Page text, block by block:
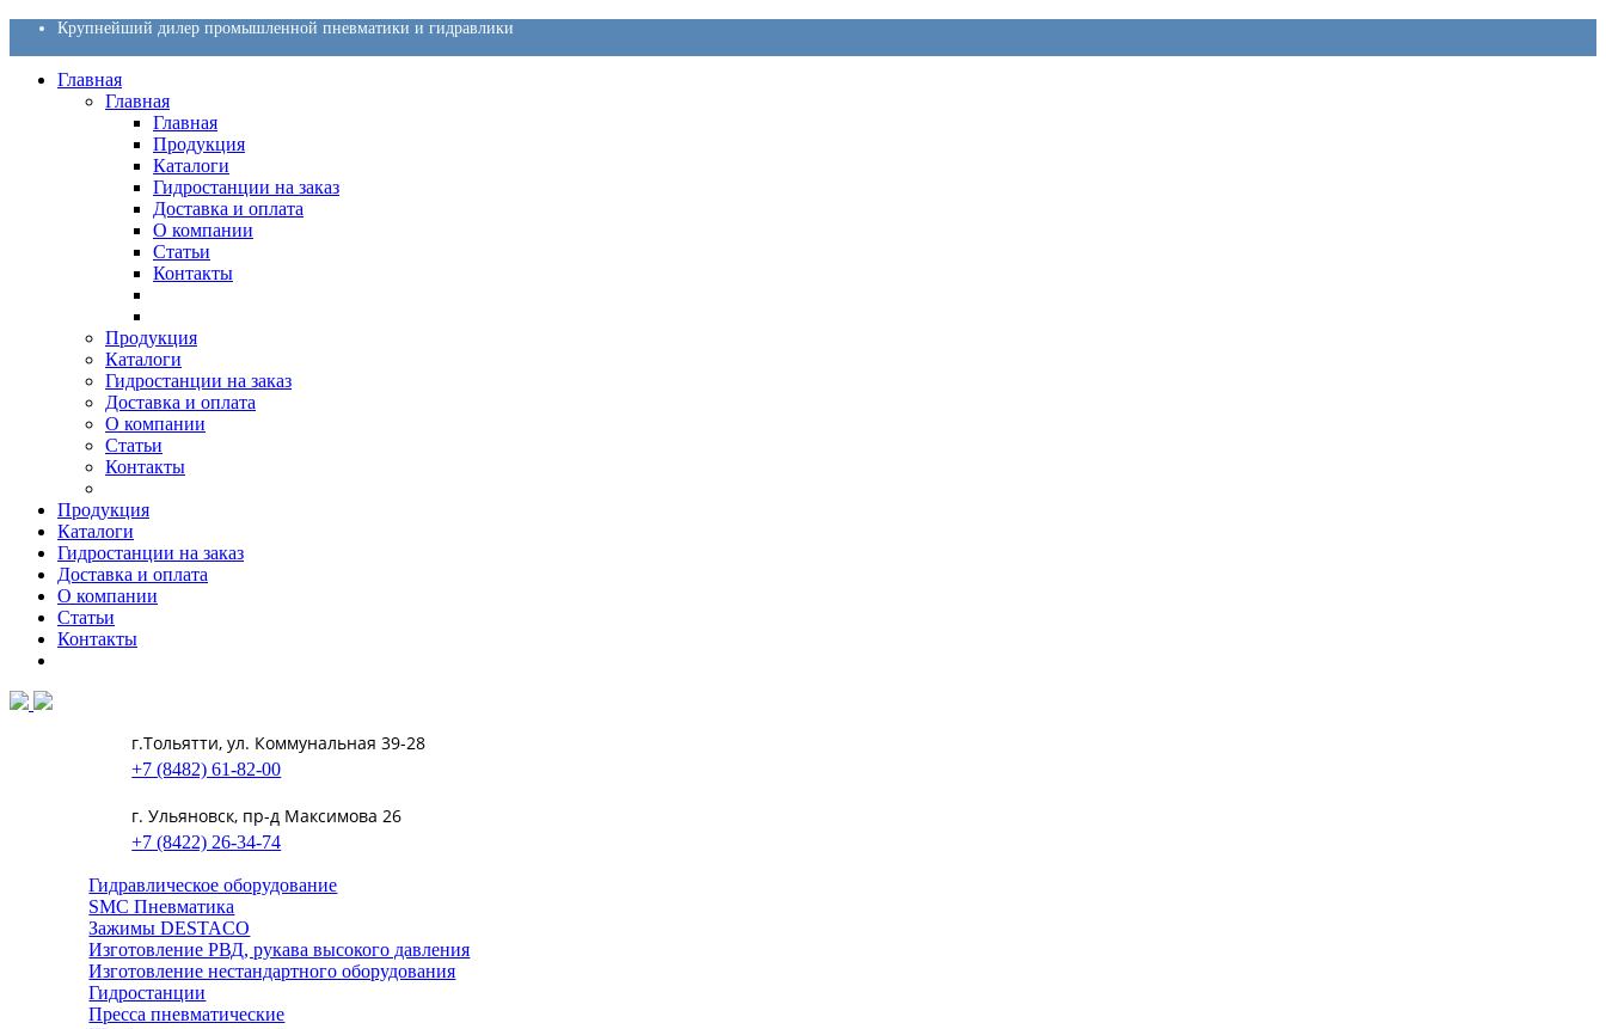
Крупнейший дилер промышленной пневматики и гидравлики
Главная
Главная
Главная
Продукция
Каталоги
Гидростанции на заказ
Доставка и оплата
О компании
Статьи
Контакты
Продукция
Каталоги
Гидростанции на заказ
Доставка и оплата
О компании
Статьи
Контакты
Продукция
Каталоги
Гидростанции на заказ
Доставка и оплата
О компании
Статьи
Контакты
г.Тольятти, ул. Коммунальная 39-28
+7 (8482) 61-82-00
г. Ульяновск, пр-д Максимова 26
+7 (8422) 26-34-74
Гидравлическое оборудование
SMC Пневматика
Зажимы DESTACO
Изготовление РВД, рукава высокого давления
Изготовление нестандартного оборудования
Гидростанции
Пресса пневматические